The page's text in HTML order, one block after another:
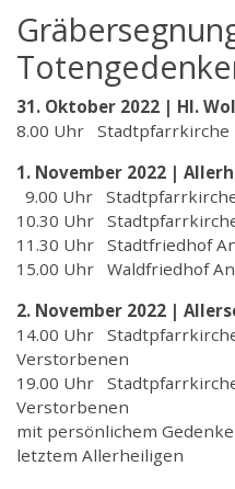
31. Oktober 2022 | Hl.
8.00 Uhr Stadtpfarrkirche
1. November 2022 |
9.00 Uhr
10.30 Uhr
11.30 Uhr Stadtfriedhof
15.00 Uhr Waldfriedhof
2. November 2022 |
14.00 Uhr
Verstorbenen
19.00 Uhr
Verstorbenen
mit persönlichem
letztem Allerheiligen